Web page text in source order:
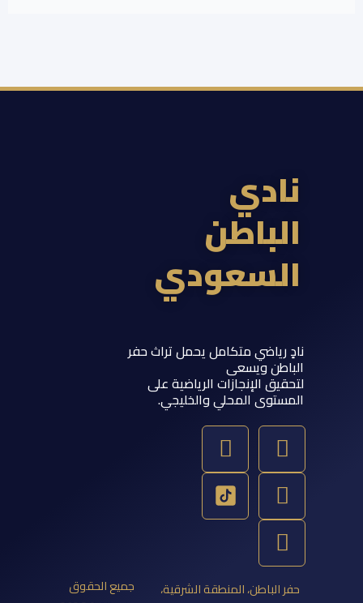
نادي
الباطن
السعودي
نادٍ رياضي متكامل يحمل تراث حفر
الباطن ويسعى
لتحقيق الإنجازات الرياضية على
المستوى المحلي والخليجي.
T
w
i
t
r
Y
o
u
t
u
S
n
a
p
c
h
a
t
I
n
s
a
g
r
a
حفر الباطن، المنطقة الشرقية،
جميع الحقوق